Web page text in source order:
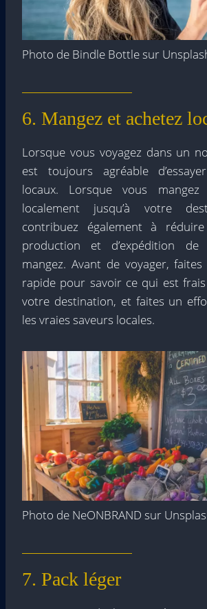
Photo de Bindle Bottle sur
6. Mangez et achetez
Lorsque vous voyagez dans un
est toujours agréable
locaux. Lorsque vous mangez
localement jusqu’à votre
contribuez également à
production et d’expédition
mangez. Avant de voyager,
rapide pour savoir ce qui est
votre destination, et faites un
les vraies saveurs locales.
Photo de NeONBRAND sur
7. Pack léger